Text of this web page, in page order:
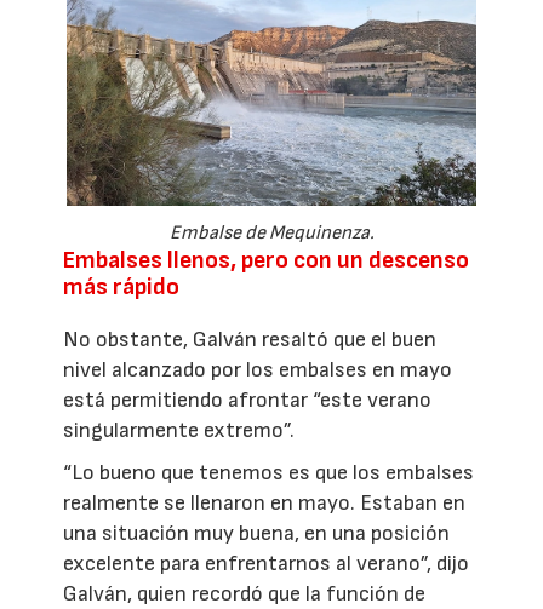
Embalse de Mequinenza.
Embalses llenos, pero con un descenso
más rápido
No obstante, Galván resaltó que el buen
nivel alcanzado por los embalses en mayo
está permitiendo afrontar “este verano
singularmente extremo”.
“Lo bueno que tenemos es que los embalses
realmente se llenaron en mayo. Estaban en
una situación muy buena, en una posición
excelente para enfrentarnos al verano”, dijo
Galván, quien recordó que la función de